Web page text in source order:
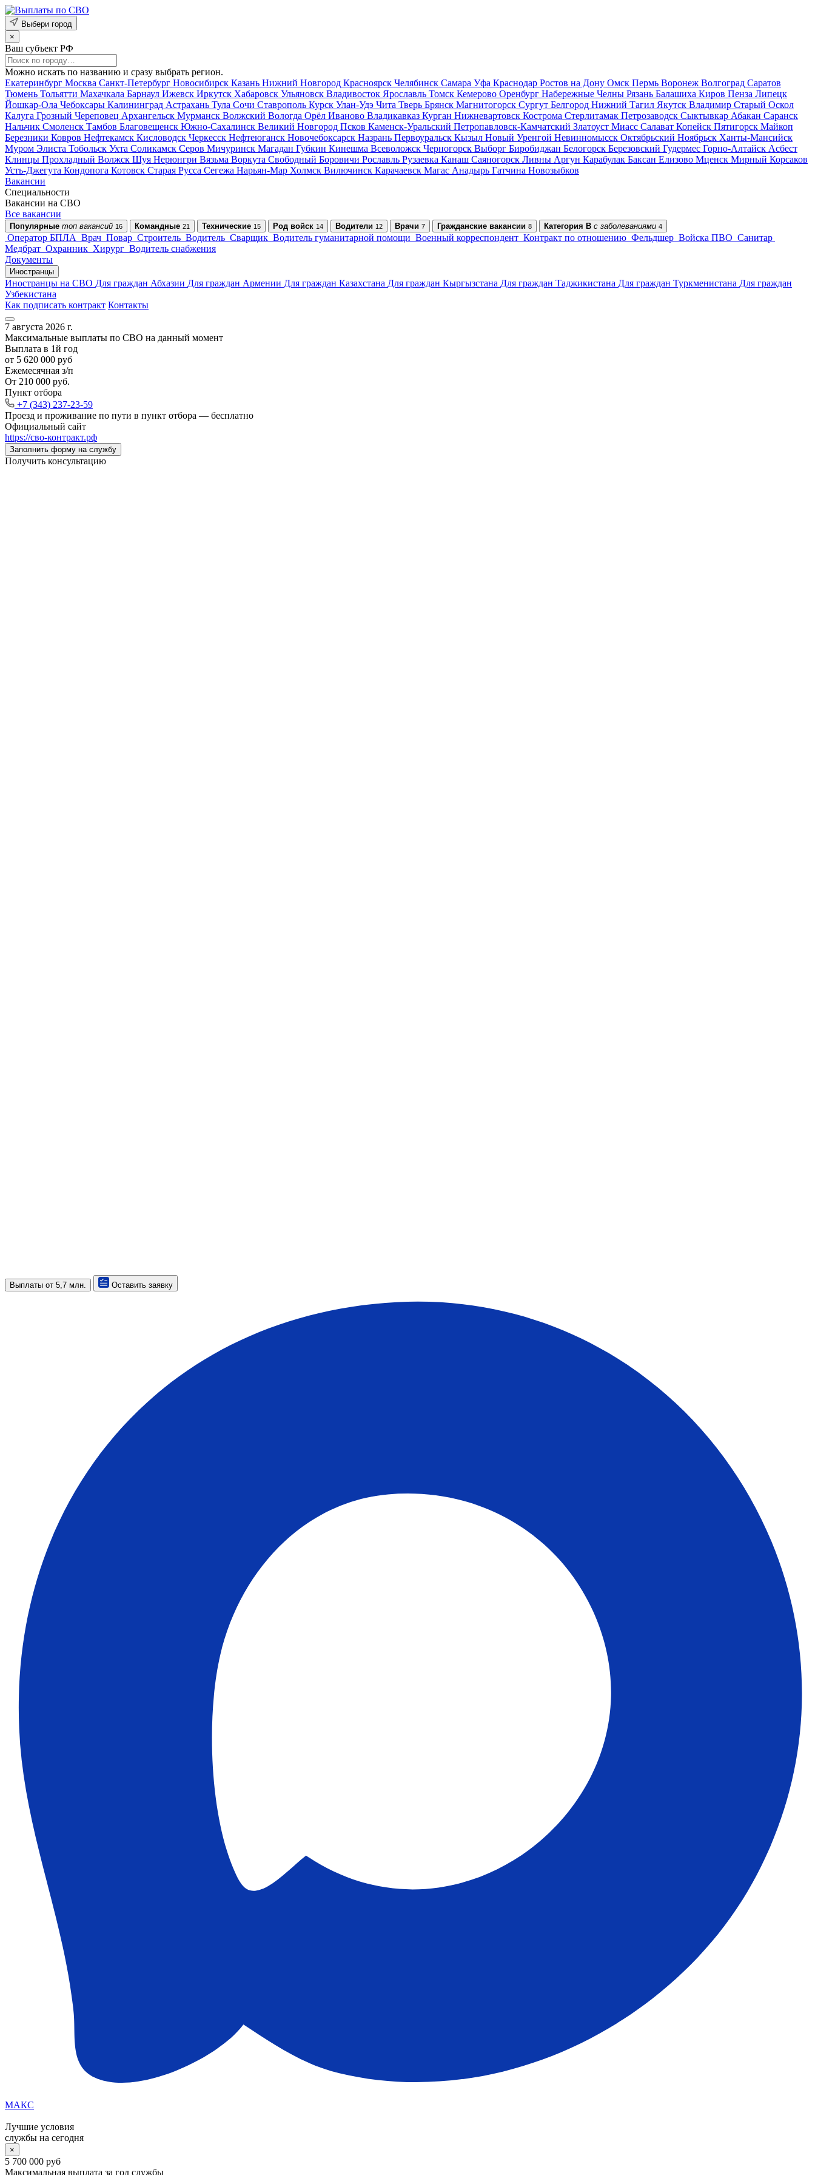
Выбери город
×
Ваш субъект РФ
Можно искать по названию и сразу выбрать регион.
Екатеринбург Москва Санкт-Петербург Новосибирск Казань Нижний Новгород Красноярск Челябинск Самара Уфа Краснодар Ростов на Дону Омск Пермь Воронеж Волгоград Саратов
Тюмень Тольятти Махачкала Барнаул Ижевск Иркутск Хабаровск Ульяновск Владивосток Ярославль Томск Кемерово Оренбург Набережные Челны Рязань Балашиха Киров Пенза Липецк
Йошкар-Ола Чебоксары Калининград Астрахань Тула Сочи Ставрополь Курск Улан-Удэ Чита Тверь Брянск Магнитогорск Сургут Белгород Нижний Тагил Якутск Владимир Старый Оскол
Калуга Грозный Череповец Архангельск Мурманск Волжский Вологда Орёл Иваново Владикавказ Курган Нижневартовск Кострома Стерлитамак Петрозаводск Сыктывкар Абакан Саранск
Нальчик Смоленск Тамбов Благовещенск Южно-Сахалинск Великий Новгород Псков Каменск-Уральский Петропавловск-Камчатский Златоуст Миасс Салават Копейск Пятигорск Майкоп
Березники Ковров Нефтекамск Кисловодск Черкесск Нефтеюганск Новочебоксарск Назрань Первоуральск Кызыл Новый Уренгой Невинномысск Октябрьский Ноябрьск Ханты-Мансийск
Муром Элиста Тобольск Ухта Соликамск Серов Мичуринск Магадан Губкин Кинешма Всеволожск Черногорск Выборг Биробиджан Белогорск Березовский Гудермес Горно-Алтайск Асбест
Клинцы Прохладный Волжск Шуя Нерюнгри Вязьма Воркута Свободный Боровичи Рославль Рузаевка Канаш Саяногорск Ливны Аргун Карабулак Баксан Елизово Мценск Мирный Корсаков
Усть-Джегута Кондопога Котовск Старая Русса Сегежа Нарьян-Мар Холмск Вилючинск Карачаевск Магас Анадырь Гатчина Новозыбков
Вакансии
Специальности
Вакансии на СВО
Все вакансии
Популярные топ вакансий 16 Командные 21 Технические 15 Род войск 14 Водители 12 Врачи 7 Гражданские вакансии 8 Категория В с заболеваниями 4
Оператор БПЛА Врач Повар Строитель Водитель Сварщик Водитель гуманитарной помощи Военный корреспондент Контракт по отношению Фельдшер Войска ПВО Санитар
Медбрат Охранник Хирург Водитель снабжения
Документы
Иностранцы
Иностранцы на СВО Для граждан Абхазии Для граждан Армении Для граждан Казахстана Для граждан Кыргызстана Для граждан Таджикистана Для граждан Туркменистана Для граждан
Узбекистана
Как подписать контракт Контакты
7 августа 2026 г.
Максимальные выплаты по СВО на данный момент
Выплата в 1й год
от 5 620 000 руб
Ежемесячная з/п
От 210 000 руб.
Пункт отбора
+7 (343) 237-23-59
Проезд и проживание по пути в пункт отбора — бесплатно
Официальный сайт
https://сво‑контракт.рф
Заполнить форму на службу
Получить консультацию
Выплаты от 5,7 млн. Оставить заявку
МАКС
Лучшие условия
службы на сегодня
×
5 700 000 руб
Максимальная выплата за год службы